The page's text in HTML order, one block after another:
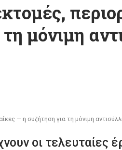
μόνιμη
— η συζήτηση για τη μόνιμη
οι τελευταίες